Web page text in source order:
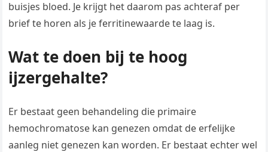
buisjes bloed. Je krijgt het daarom pas achteraf per
brief te horen als je ferritinewaarde te laag is.
Wat te doen bij te hoog
ijzergehalte?
Er bestaat geen behandeling die primaire
hemochromatose kan genezen omdat de erfelijke
aanleg niet genezen kan worden. Er bestaat echter wel